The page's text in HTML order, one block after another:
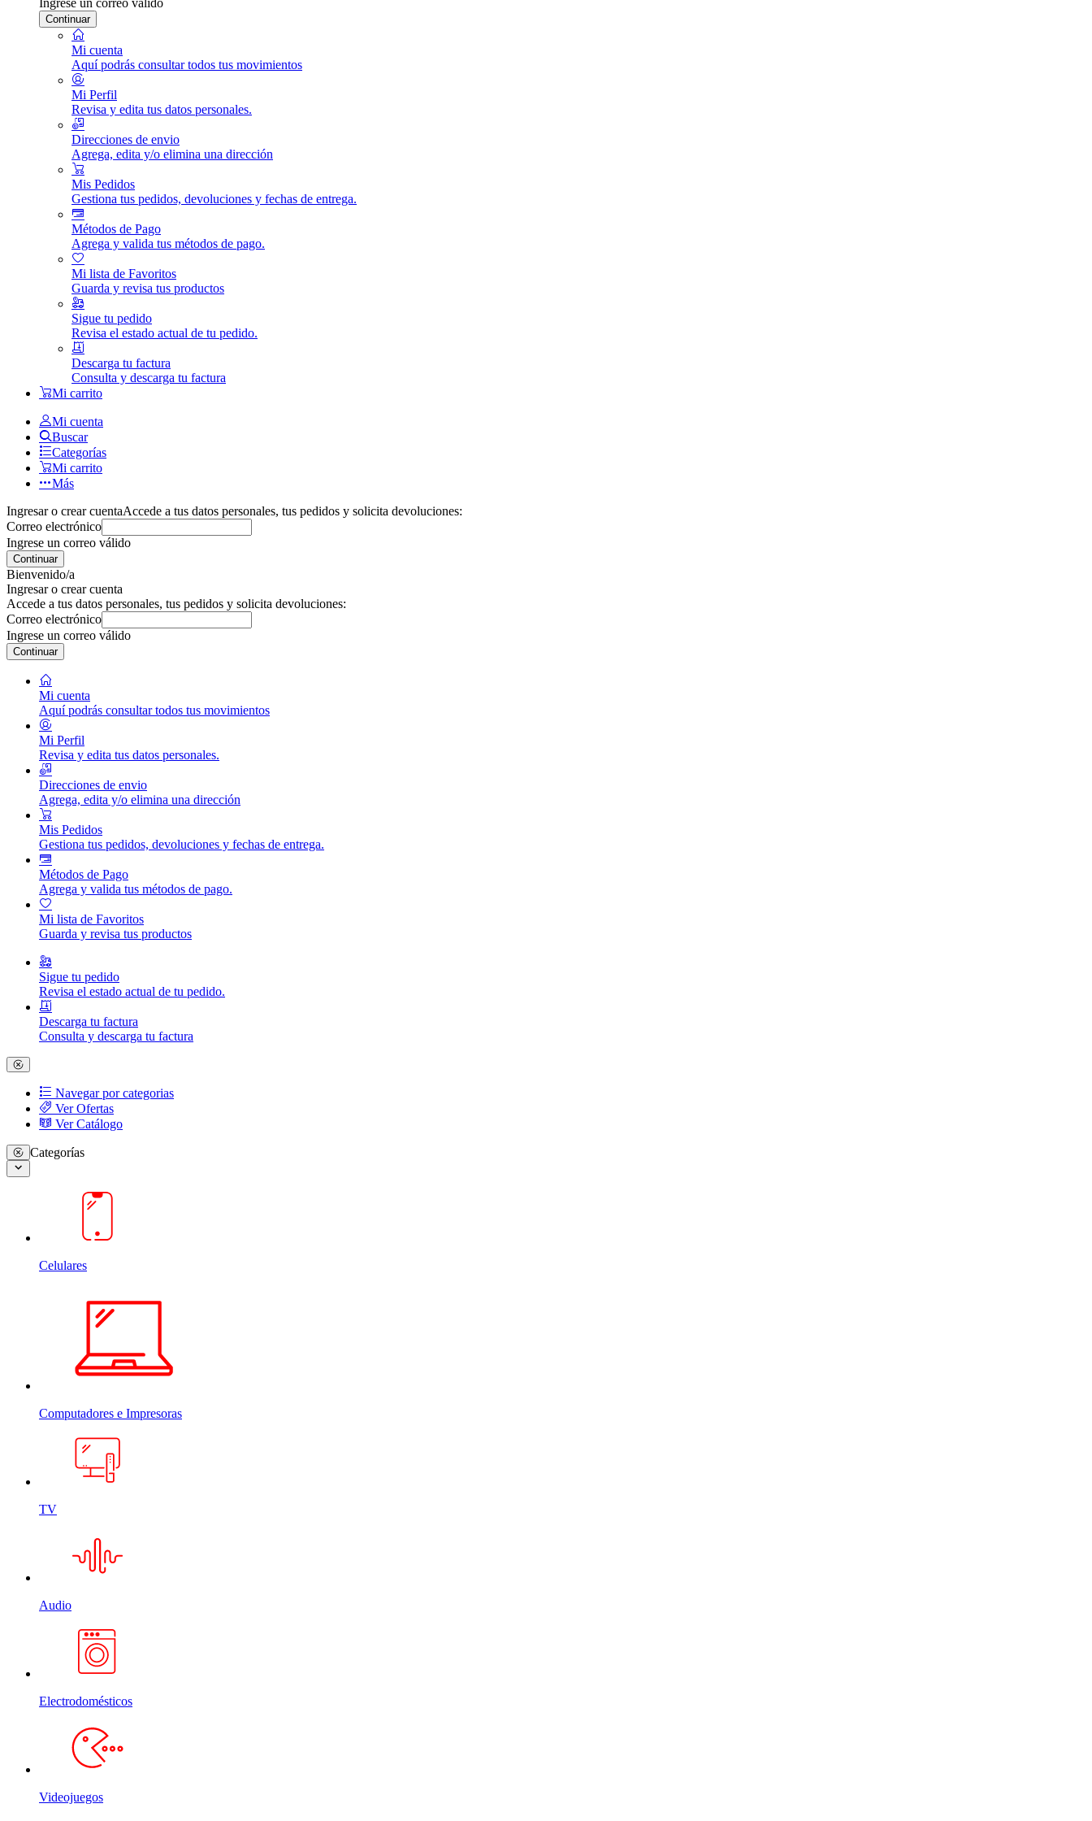
Continuar
Mi cuenta
Aquí podrás consultar todos tus movimientos
Mi Perfil
Revisa y edita tus datos personales.
Direcciones de envio
Agrega, edita y/o elimina una dirección
Mis Pedidos
Gestiona tus pedidos, devoluciones y fechas de entrega.
Métodos de Pago
Agrega y valida tus métodos de pago.
Mi lista de Favoritos
Guarda y revisa tus productos
Sigue tu pedido
Revisa el estado actual de tu pedido.
Descarga tu factura
Consulta y descarga tu factura
Mi carrito
Mi cuenta
Buscar
Categorías
Mi carrito
Más
Ingresar o crear cuentaAccede a tus datos personales, tus pedidos y solicita devoluciones:
Correo electrónico
Ingrese un correo válido
Continuar
Bienvenido/a
Ingresar o crear cuenta
Accede a tus datos personales, tus pedidos y solicita devoluciones:
Correo electrónico
Ingrese un correo válido
Continuar
Mi cuenta
Aquí podrás consultar todos tus movimientos
Mi Perfil
Revisa y edita tus datos personales.
Direcciones de envio
Agrega, edita y/o elimina una dirección
Mis Pedidos
Gestiona tus pedidos, devoluciones y fechas de entrega.
Métodos de Pago
Agrega y valida tus métodos de pago.
Mi lista de Favoritos
Guarda y revisa tus productos
Sigue tu pedido
Revisa el estado actual de tu pedido.
Descarga tu factura
Consulta y descarga tu factura
Navegar por categorias
Ver Ofertas
Ver Catálogo
Categorías
Celulares
Computadores e Impresoras
TV
Audio
Electrodomésticos
Videojuegos